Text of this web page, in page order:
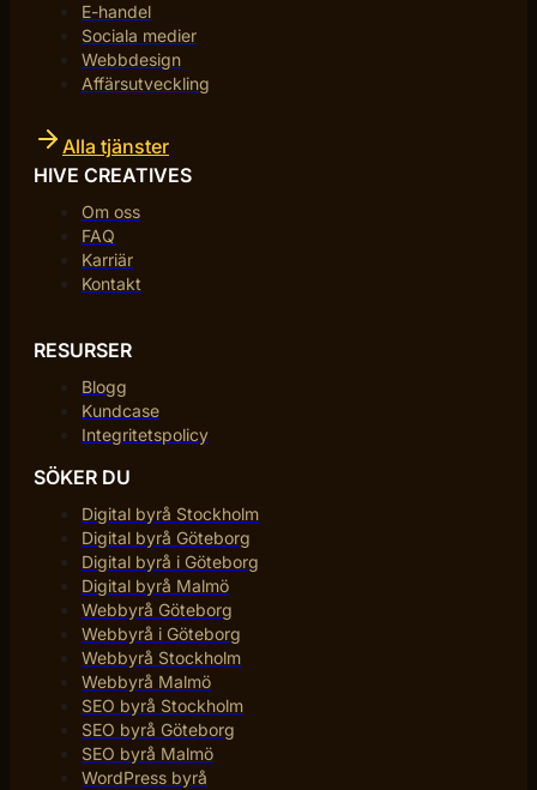
E-handel
Sociala medier
Webbdesign
Affärsutveckling
Alla tjänster
HIVE CREATIVES
Om oss
FAQ
Karriär
Kontakt
RESURSER
Blogg
Kundcase
Integritetspolicy
SÖKER DU
Digital byrå Stockholm
Digital byrå Göteborg
Digital byrå i Göteborg
Digital byrå Malmö
Webbyrå Göteborg
Webbyrå i Göteborg
Webbyrå Stockholm
Webbyrå Malmö
SEO byrå Stockholm
SEO byrå Göteborg
SEO byrå Malmö
WordPress byrå